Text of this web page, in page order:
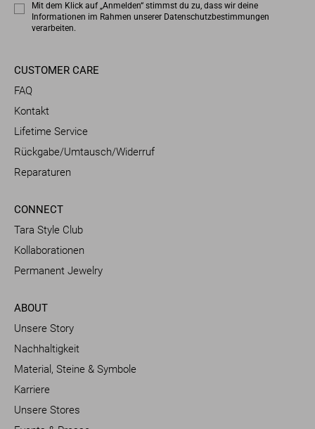
Mit dem Klick auf „Anmelden“ stimmst du zu, dass wir deine
Informationen im Rahmen unserer Datenschutzbestimmungen
verarbeiten.
CUSTOMER CARE
FAQ
Kontakt
Lifetime Service
Rückgabe/Umtausch/Widerruf
Reparaturen
CONNECT
Tara Style Club
Kollaborationen
Permanent Jewelry
ABOUT
Unsere Story
Nachhaltigkeit
Material, Steine & Symbole
Karriere
Unsere Stores